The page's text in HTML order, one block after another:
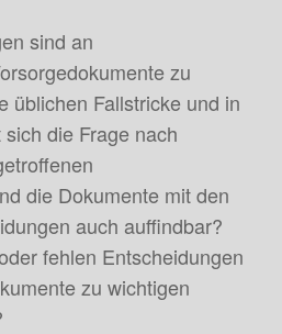
sind an
zu
üblichen Fallstricke und in
die Frage nach
die Dokumente mit den
auch auffindbar?
fehlen Entscheidungen
zu wichtigen